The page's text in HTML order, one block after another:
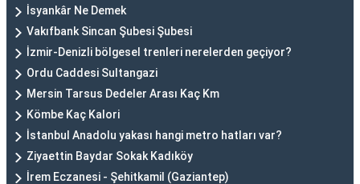
İsyankâr Ne Demek
Vakıfbank Sincan Şubesi Şubesi
İzmir-Denizli bölgesel trenleri nerelerden geçiyor?
Ordu Caddesi Sultangazi
Mersin Tarsus Dedeler Arası Kaç Km
Kömbe Kaç Kalori
İstanbul Anadolu yakası hangi metro hatları var?
Ziyaettin Baydar Sokak Kadıköy
İrem Eczanesi - Şehitkamil (Gaziantep)